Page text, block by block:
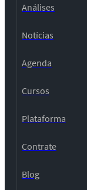
Análises
Notícias
Agenda
Cursos
Plataforma
Contrate
Blog